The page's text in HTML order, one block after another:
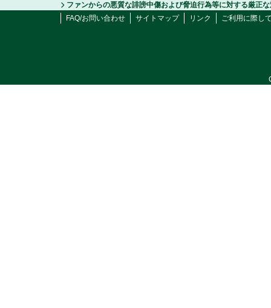
ファンからの悪質な誹謗中傷および脅迫行為等に対する厳正
FAQ/お問い合わせ
サイトマップ リンク ご利用に際し